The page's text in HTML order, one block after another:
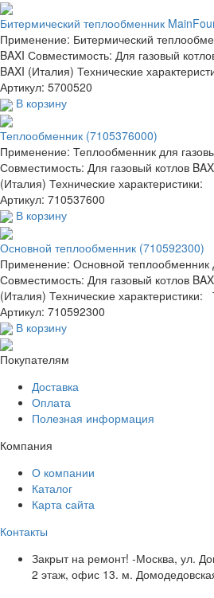
Битермический теплообменник
Применение: Битермический
BAXI Совместимость: Для газовый
BAXI (Италия) Технические
Артикул: 5700520
В корзину
Теплообменник (7105376000)
Применение: Теплообменник для
Совместимость: Для газовый котлов
(Италия) Технические характеристики:
Артикул: 710537600
В корзину
Основной теплообменник (710592300)
Применение: Основной теплообменник
Совместимость: Для газовый котлов
(Италия) Технические
Артикул: 710592300
В корзину
Покупателям
Доставка
Оплата
Полезная информация
Компания
О компании
Каталог
Карта сайта
Контакты
Закрыт на ремонт! -Москва, ул.
2 этаж, офис 13. м.